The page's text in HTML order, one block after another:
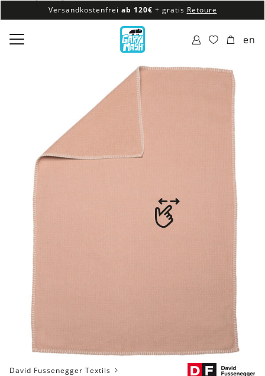
Versandkostenfrei ab 120€ + gratis Retoure
100% veganes & fair produziertes Sortiment
Versandkostenfrei ab 120€
en
David Fussenegger Textils